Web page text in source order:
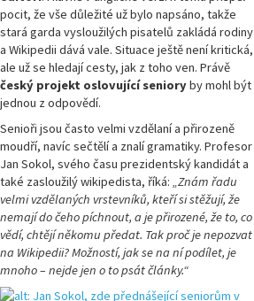
pocit, že vše důležité už bylo napsáno, takže
stará garda vysloužilých pisatelů zakládá rodiny
a Wikipedii dává vale. Situace ještě není kritická,
ale už se hledají cesty, jak z toho ven. Právě
český projekt oslovující senioryby mohl být
jednou z odpovědí.
Senioři jsou často velmi vzdělaní a přirozeně
moudří, navíc sečtělí a znalí gramatiky. Profesor
Jan Sokol, svého času prezidentský kandidát a
také zasloužilý wikipedista, říká: „Znám řadu
velmi vzdělaných vrstevníků, kteří si stěžují, že
nemají do čeho píchnout, a je přirozené, že to, co
vědí, chtějí někomu předat. Tak proč je nepozvat
na Wikipedii? Možností, jak se na ní podílet, je
mnoho – nejde jen o to psát články.“